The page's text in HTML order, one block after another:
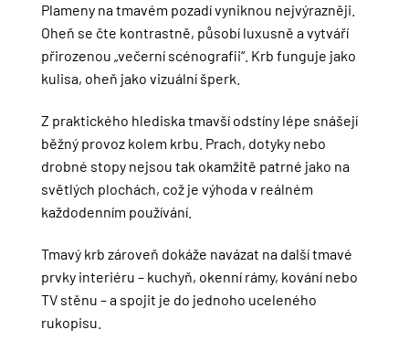
Plameny na tmavém pozadí vyniknou nejvýrazněji.
Oheň se čte kontrastně, působí luxusně a vytváří
přirozenou „večerní scénografii“. Krb funguje jako
kulisa, oheň jako vizuální šperk.
Z praktického hlediska tmavší odstíny lépe snášejí
běžný provoz kolem krbu. Prach, dotyky nebo
drobné stopy nejsou tak okamžitě patrné jako na
světlých plochách, což je výhoda v reálném
každodenním používání.
Tmavý krb zároveň dokáže navázat na další tmavé
prvky interiéru – kuchyň, okenní rámy, kování nebo
TV stěnu – a spojit je do jednoho uceleného
rukopisu.